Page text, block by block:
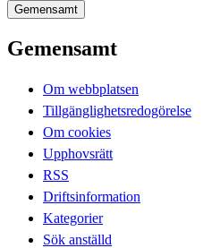
Gemensamt
Gemensamt
Om webbplatsen
Tillgänglighetsredogörelse
Om cookies
Upphovsrätt
RSS
Driftsinformation
Kategorier
Sök anställd